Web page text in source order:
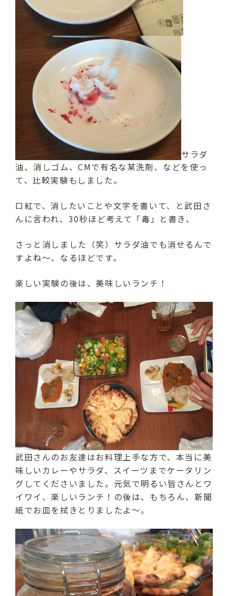
サラダ
油、消しゴム、CMで有名な某洗剤、などを使っ
て、比較実験もしました。
口紅で、消したいことや文字を書いて、と武田さ
んに言われ、30秒ほど考えて「毒」と書き、
さっと消しました（笑）サラダ油でも消せるんで
すよね～、なるほどです。
楽しい実験の後は、美味しいランチ！
武田さんのお友達はお料理上手な方で、本当に美
味しいカレーやサラダ、スイーツまでケータリン
グしてくださいました。元気で明るい皆さんとワ
イワイ、楽しいランチ！の後は、もちろん、新聞
紙でお皿を拭きとりましたよ～。